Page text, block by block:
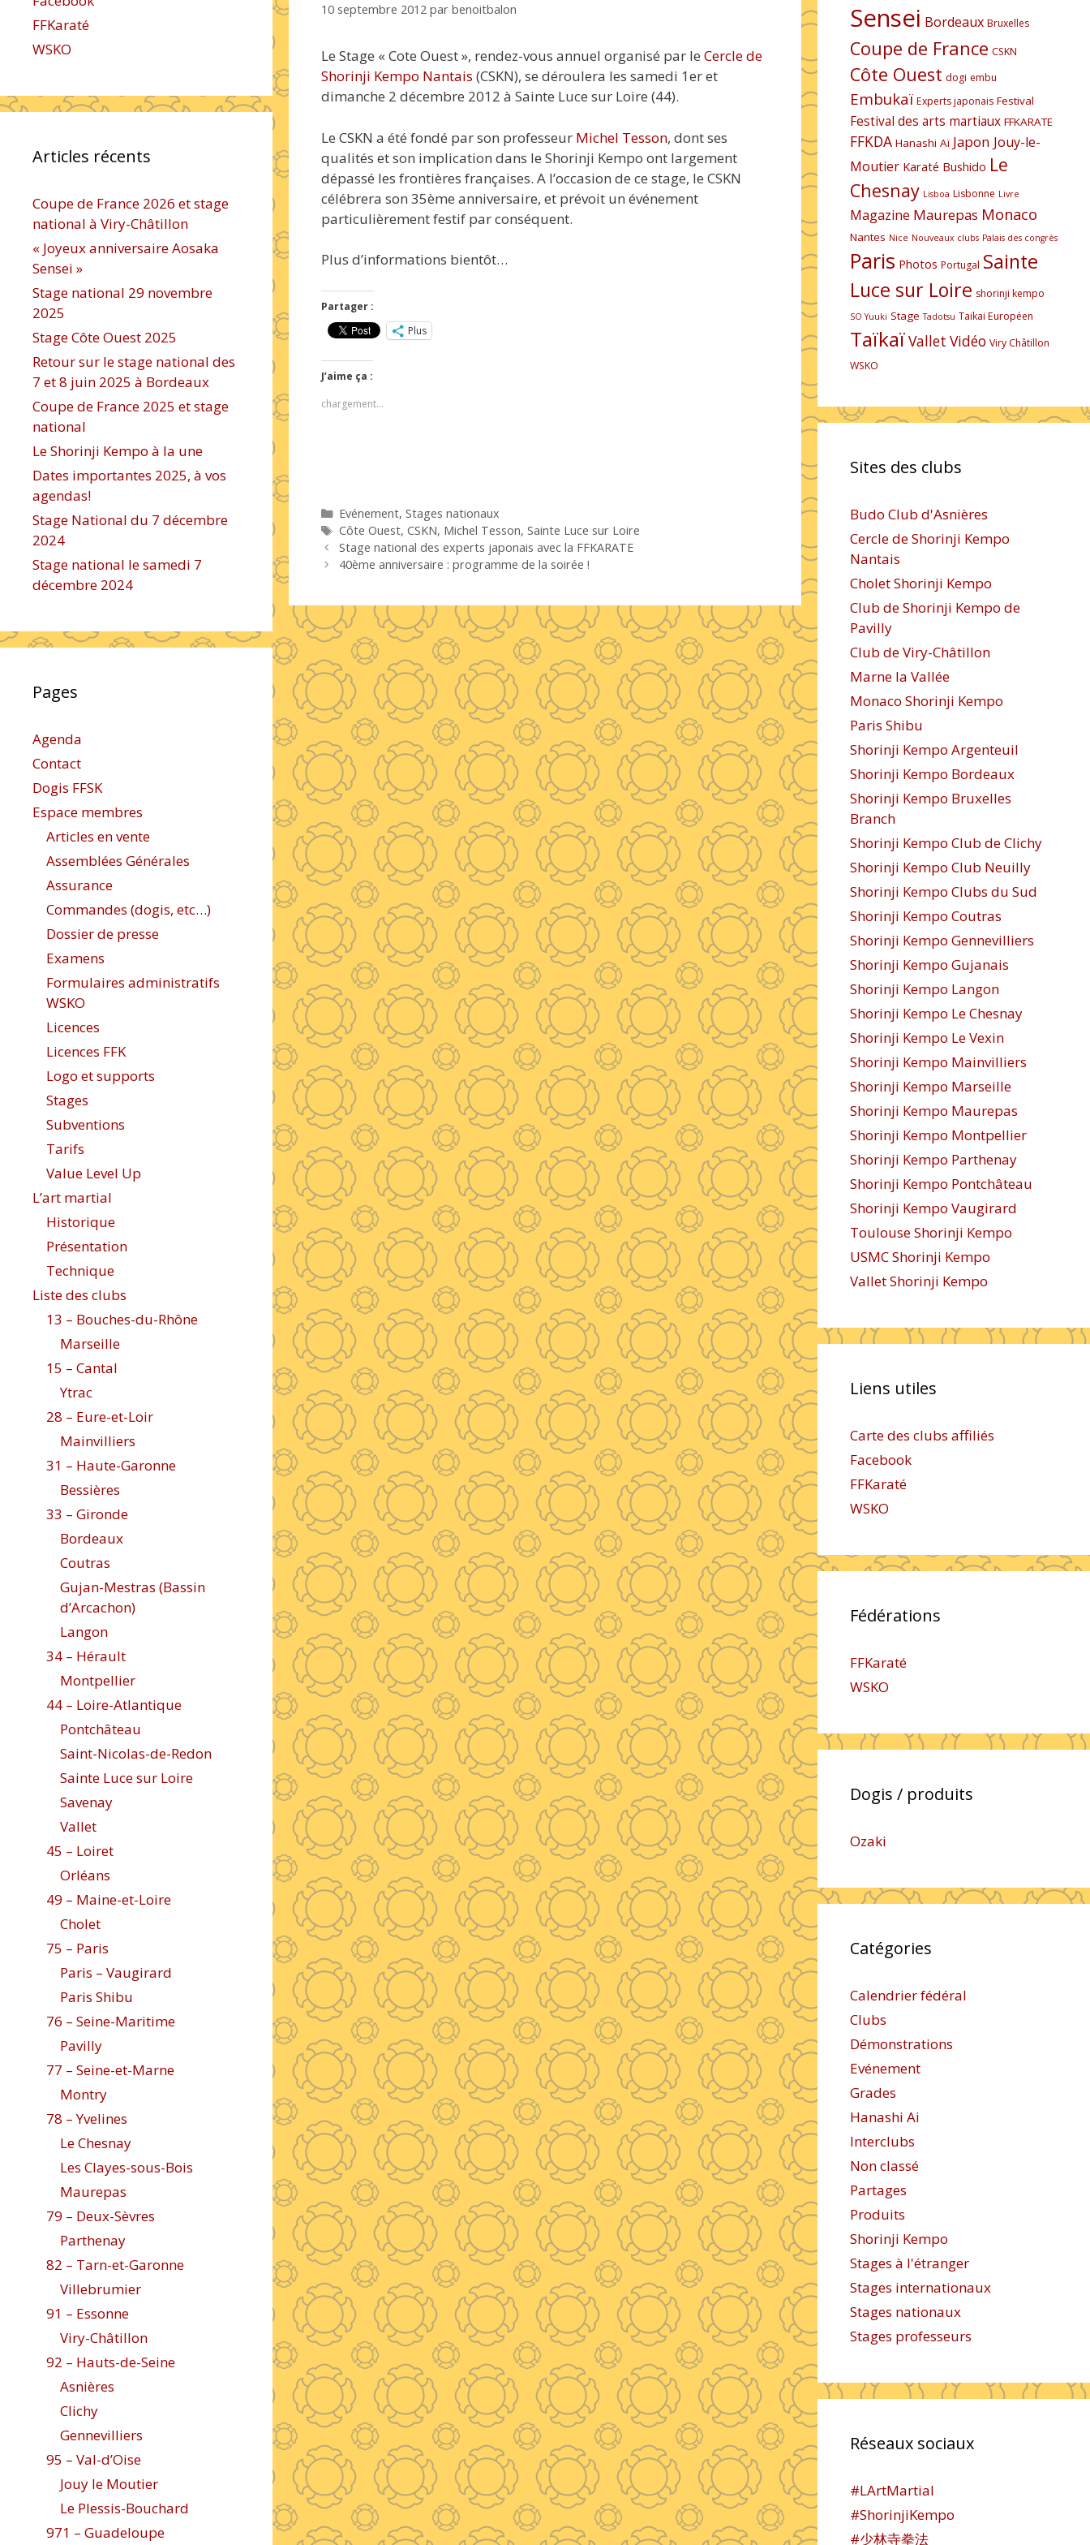
10 septembre 2012 par benoitbalon
Le Stage « Cote Ouest », rendez-vous annuel organisé par le Cercle de
Shorinji Kempo Nantais (CSKN), se déroulera les samedi 1er et
dimanche 2 décembre 2012 à Sainte Luce sur Loire (44).
Le CSKN a été fondé par son professeur Michel Tesson, dont ses
qualités et son implication dans le Shorinji Kempo ont largement
dépassé les frontières françaises. A l’occasion de ce stage, le CSKN
célébrera son 35ème anniversaire, et prévoit un événement
particulièrement festif par conséquent.
Plus d’informations bientôt…
Partager :
Plus
J’aime ça :
chargement…
Catégories
Evénement, Stages nationaux
Étiquettes
Côte Ouest, CSKN, Michel Tesson, Sainte Luce sur Loire
Stage national des experts japonais avec la FFKARATE
40ème anniversaire : programme de la soirée !
FFKaraté
WSKO
Articles récents
Coupe de France 2026 et stage
national à Viry-Châtillon
« Joyeux anniversaire Aosaka
Sensei »
Stage national 29 novembre
2025
Stage Côte Ouest 2025
Retour sur le stage national des
7 et 8 juin 2025 à Bordeaux
Coupe de France 2025 et stage
national
Le Shorinji Kempo à la une
Dates importantes 2025, à vos
agendas!
Stage National du 7 décembre
2024
Stage national le samedi 7
décembre 2024
Pages
Agenda
Contact
Dogis FFSK
Espace membres
Articles en vente
Assemblées Générales
Assurance
Commandes (dogis, etc…)
Dossier de presse
Examens
Formulaires administratifs
WSKO
Licences
Licences FFK
Logo et supports
Stages
Subventions
Tarifs
Value Level Up
L’art martial
Historique
Présentation
Technique
Liste des clubs
13 – Bouches-du-Rhône
Marseille
15 – Cantal
Ytrac
28 – Eure-et-Loir
Mainvilliers
31 – Haute-Garonne
Bessières
33 – Gironde
Bordeaux
Coutras
Gujan-Mestras (Bassin
d’Arcachon)
Langon
34 – Hérault
Montpellier
44 – Loire-Atlantique
Pontchâteau
Saint-Nicolas-de-Redon
Sainte Luce sur Loire
Savenay
Vallet
45 – Loiret
Orléans
49 – Maine-et-Loire
Cholet
75 – Paris
Paris – Vaugirard
Paris Shibu
76 – Seine-Maritime
Pavilly
77 – Seine-et-Marne
Montry
78 – Yvelines
Le Chesnay
Les Clayes-sous-Bois
Maurepas
79 – Deux-Sèvres
Parthenay
82 – Tarn-et-Garonne
Villebrumier
91 – Essonne
Viry-Châtillon
92 – Hauts-de-Seine
Asnières
Clichy
Gennevilliers
95 – Val-d’Oise
Jouy le Moutier
Le Plessis-Bouchard
971 – Guadeloupe
Sensei Bordeaux Bruxelles
Coupe de France CSKN
Côte Ouest dogi embu
Embukaï Experts japonais Festival
Festival des arts martiaux FFKARATE
FFKDA Hanashi Aï Japon Jouy-le-
Moutier Karaté Bushido Le
Chesnay Lisboa Lisbonne Livre
Magazine Maurepas Monaco
Nantes Nice Nouveaux clubs Palais des congrès
Paris Photos Portugal Sainte
Luce sur Loire shorinji kempo
SO Yuuki Stage Tadotsu Taikai Européen
TaïkaïVallet Vidéo Viry Châtillon
WSKO
Sites des clubs
Budo Club d'Asnières
Cercle de Shorinji Kempo
Nantais
Cholet Shorinji Kempo
Club de Shorinji Kempo de
Pavilly
Club de Viry-Châtillon
Marne la Vallée
Monaco Shorinji Kempo
Paris Shibu
Shorinji Kempo Argenteuil
Shorinji Kempo Bordeaux
Shorinji Kempo Bruxelles
Branch
Shorinji Kempo Club de Clichy
Shorinji Kempo Club Neuilly
Shorinji Kempo Clubs du Sud
Shorinji Kempo Coutras
Shorinji Kempo Gennevilliers
Shorinji Kempo Gujanais
Shorinji Kempo Langon
Shorinji Kempo Le Chesnay
Shorinji Kempo Le Vexin
Shorinji Kempo Mainvilliers
Shorinji Kempo Marseille
Shorinji Kempo Maurepas
Shorinji Kempo Montpellier
Shorinji Kempo Parthenay
Shorinji Kempo Pontchâteau
Shorinji Kempo Vaugirard
Toulouse Shorinji Kempo
USMC Shorinji Kempo
Vallet Shorinji Kempo
Liens utiles
Carte des clubs affiliés
Facebook
FFKaraté
WSKO
Fédérations
FFKaraté
WSKO
Dogis / produits
Ozaki
Catégories
Calendrier fédéral
Clubs
Démonstrations
Evénement
Grades
Hanashi Ai
Interclubs
Non classé
Partages
Produits
Shorinji Kempo
Stages à l'étranger
Stages internationaux
Stages nationaux
Stages professeurs
Réseaux sociaux
#LArtMartial
#ShorinjiKempo
#少林寺拳法